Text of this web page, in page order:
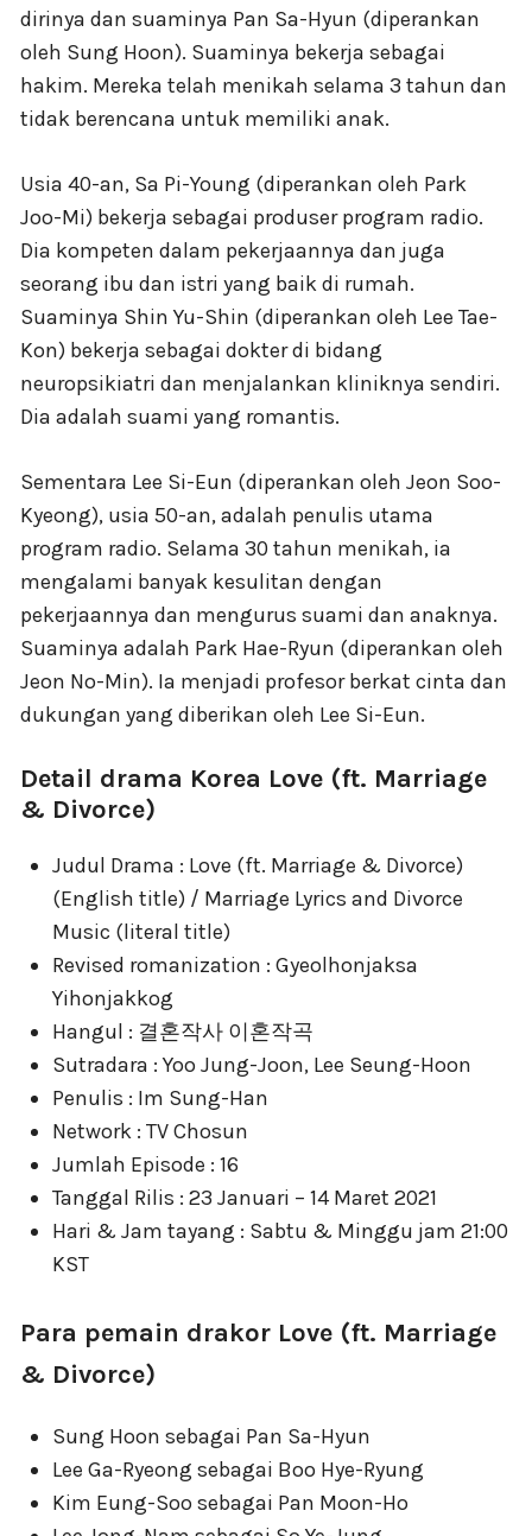
dirinya dan suaminya Pan Sa-Hyun (diperankan
oleh Sung Hoon). Suaminya bekerja sebagai
hakim. Mereka telah menikah selama 3 tahun dan
tidak berencana untuk memiliki anak.
Usia 40-an, Sa Pi-Young (diperankan oleh Park
Joo-Mi) bekerja sebagai produser program radio.
Dia kompeten dalam pekerjaannya dan juga
seorang ibu dan istri yang baik di rumah.
Suaminya Shin Yu-Shin (diperankan oleh Lee Tae-
Kon) bekerja sebagai dokter di bidang
neuropsikiatri dan menjalankan kliniknya sendiri.
Dia adalah suami yang romantis.
Sementara Lee Si-Eun (diperankan oleh Jeon Soo-
Kyeong), usia 50-an, adalah penulis utama
program radio. Selama 30 tahun menikah, ia
mengalami banyak kesulitan dengan
pekerjaannya dan mengurus suami dan anaknya.
Suaminya adalah Park Hae-Ryun (diperankan oleh
Jeon No-Min). Ia menjadi profesor berkat cinta dan
dukungan yang diberikan oleh Lee Si-Eun.
Detail drama Korea Love (ft. Marriage
& Divorce)
Judul Drama : Love (ft. Marriage & Divorce)
(English title) / Marriage Lyrics and Divorce
Music (literal title)
Revised romanization : Gyeolhonjaksa
Yihonjakkog
Hangul : 결혼작사 이혼작곡
Sutradara : Yoo Jung-Joon, Lee Seung-Hoon
Penulis : Im Sung-Han
Network : TV Chosun
Jumlah Episode : 16
Tanggal Rilis : 23 Januari – 14 Maret 2021
Hari & Jam tayang : Sabtu & Minggu jam 21:00
KST
Para pemain drakor Love (ft. Marriage
& Divorce)
Sung Hoon sebagai Pan Sa-Hyun
Lee Ga-Ryeong sebagai Boo Hye-Ryung
Kim Eung-Soo sebagai Pan Moon-Ho